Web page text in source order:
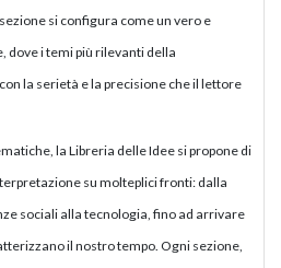
si configura come un vero e
i temi più rilevanti della
la serietà e la precisione che il lettore
la Libreria delle Idee si propone di
su molteplici fronti: dalla
sociali alla tecnologia, fino ad arrivare
il nostro tempo. Ogni sezione,